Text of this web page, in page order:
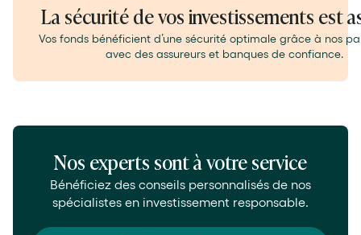
La sécurité de vos investissements est
Vos fonds bénéficient d’une sécurité optimale grâce à nos
avec des assureurs et banques de confiance.
Nos experts sont à votre service
Bénéficiez des conseils personnalisés de nos
spécialistes en investissement responsable.